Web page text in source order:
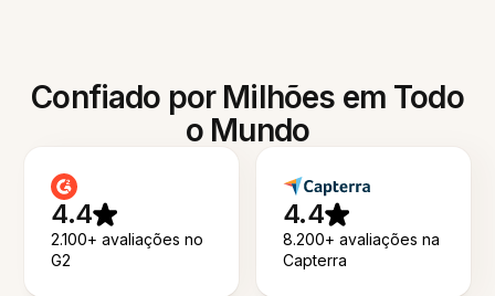
Confiado por Milhões em Todo
o Mundo
4.4
2.100+ avaliações no
G2
4.4
8.200+ avaliações na
Capterra